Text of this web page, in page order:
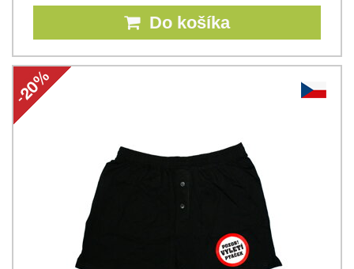
Do košíka